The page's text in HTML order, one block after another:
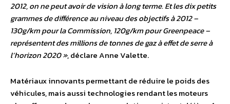
2012, on ne peut avoir de vision à long terme. Et les dix petits
grammes de différence au niveau des objectifs à 2012 –
130g/km pour la Commission, 120g/km pour Greenpeace –
représentent des millions de tonnes de gaz à effet de serre à
l’horizon 2020 », déclare Anne Valette.
Matériaux innovants permettant de réduire le poids des
véhicules, mais aussi technologies rendant les moteurs